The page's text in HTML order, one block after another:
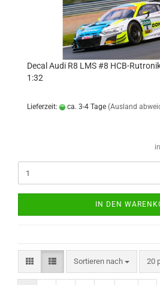
Decal Audi R8 LMS #8 HCB-
1:32
Lieferzeit: ca. 3-4 Tage (Ausland
IN DEN
Sortieren nach
Sortieren nach 20
pro